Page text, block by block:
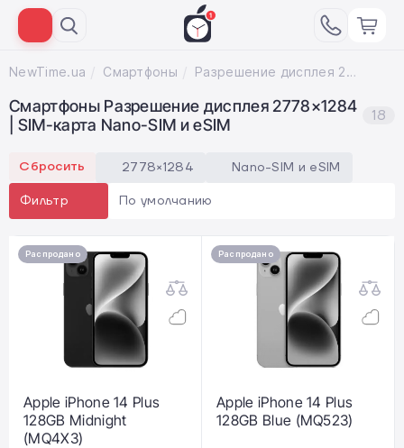
NewTime.ua Смартфоны Разрешение дисплея 2778×1284; SIM-карта Nano-SIM и eSIM
Смартфоны Разрешение дисплея 2778×1284
| SIM-карта Nano-SIM и eSIM
18
Сбросить 2778×1284 Nano-SIM и eSIM
Фильтр По умолчанию
Распродано
Apple iPhone 14 Plus
128GB Midnight
(MQ4X3)
Распродано
Apple iPhone 14 Plus
128GB Blue (MQ523)